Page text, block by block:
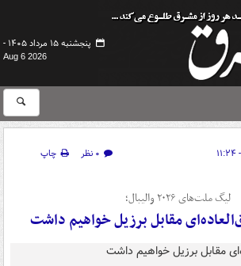
پنجشنبه ۱۵ مرداد ۱۴۰۵ -
Aug 6 2026
۰ نظر
چاپ
لیگ ملت‌‎های ۲۰۲۶ والیبال؛
مقابل برزیل خواهیم داشت